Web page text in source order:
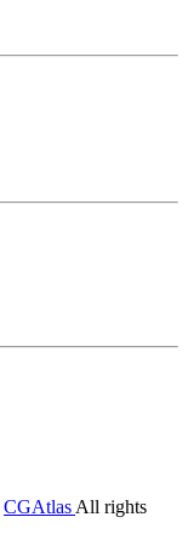
CGAtlas All rights